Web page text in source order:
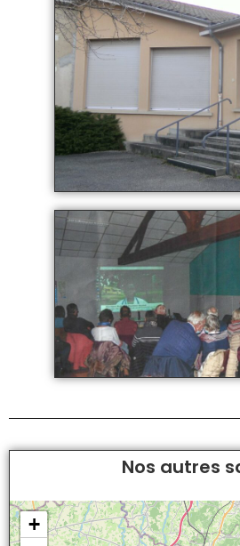
Nos autres
+